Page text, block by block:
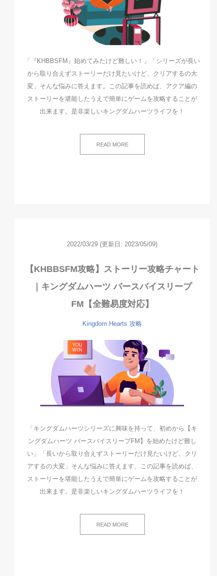
「『KHBBSFM』始めてみたけど難しい！」「シリーズが長い
から取り合えずストーリーだけ見たいけど、クリアするの大
変」そんな悩みに答えます。この記事を読めば、アクア編の
ストーリーを堪能したうえで簡単にゲームを攻略することが
出来ます。是非楽しいキングダムハーツライフを！
READ MORE
2022/03/29 (更新日: 2023/05/09)
【KHBBSFM攻略】ストーリー攻略チャート
｜キングダムハーツ バースバイスリープ
FM【全難易度対応】
Kingdom Hearts 攻略
「キングダムハーツシリーズに興味を持って、初めから【キ
ングダムハーツ バースバイスリープFM】を始めたけど難し
い」「長いから取り合えずストーリーだけ見たいけど、クリ
アするの大変」そんな悩みに答えます。この記事を読めば、
ストーリーを堪能したうえで簡単にゲームを攻略することが
出来ます。是非楽しいキングダムハーツライフを！
READ MORE